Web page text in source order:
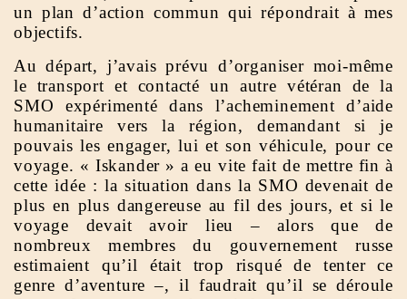
un plan d’action commun qui répondrait à mes
objectifs.
Au départ, j’avais prévu d’organiser moi-même
le transport et contacté un autre vétéran de la
SMO expérimenté dans l’acheminement d’aide
humanitaire vers la région, demandant si je
pouvais les engager, lui et son véhicule, pour ce
voyage. « Iskander » a eu vite fait de mettre fin à
cette idée : la situation dans la SMO devenait de
plus en plus dangereuse au fil des jours, et si le
voyage devait avoir lieu – alors que de
nombreux membres du gouvernement russe
estimaient qu’il était trop risqué de tenter ce
genre d’aventure –, il faudrait qu’il se déroule